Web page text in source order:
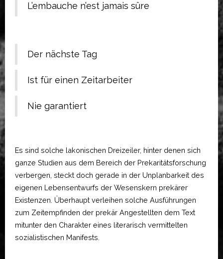
L’embauche n’est jamais sûre
Der nächste Tag
Ist für einen Zeitarbeiter
Nie garantiert
Es sind solche lakonischen Dreizeiler, hinter denen sich
ganze Studien aus dem Bereich der Prekaritätsforschung
verbergen, steckt doch gerade in der Unplanbarkeit des
eigenen Lebensentwurfs der Wesenskern prekärer
Existenzen. Überhaupt verleihen solche Ausführungen
zum Zeitempfinden der prekär Angestellten dem Text
mitunter den Charakter eines literarisch vermittelten
sozialistischen Manifests.